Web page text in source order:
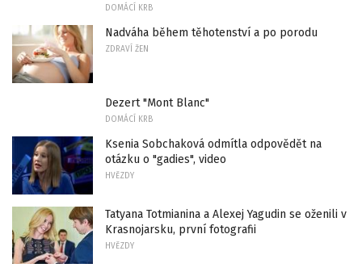
DOMÁCÍ KRB
Nadváha během těhotenství a po porodu
ZDRAVÍ ŽEN
Dezert "Mont Blanc"
DOMÁCÍ KRB
Ksenia Sobchaková odmítla odpovědět na
otázku o "gadies", video
HVĚZDY
Tatyana Totmianina a Alexej Yagudin se oženili v
Krasnojarsku, první fotografii
HVĚZDY